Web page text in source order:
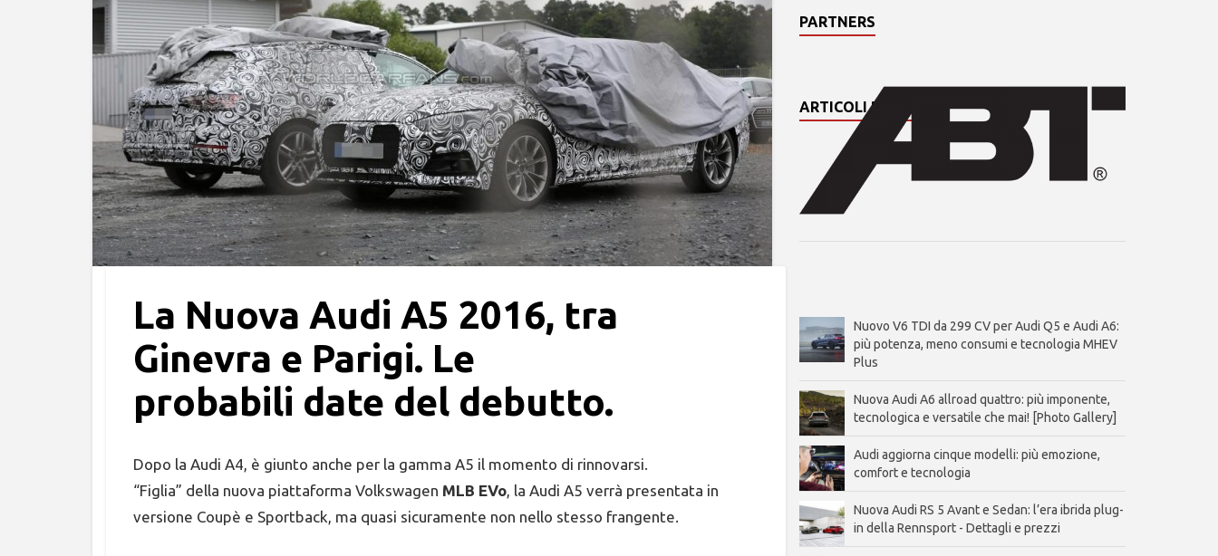
La Nuova Audi A5 2016, tra
Ginevra e Parigi. Le
probabili date del debutto.
Dopo la Audi A4, è giunto anche per la gamma A5 il momento di rinnovarsi.
“Figlia” della nuova piattaforma Volkswagen MLB EVo, la Audi A5 verrà presentata in
versione Coupè e Sportback, ma quasi sicuramente non nello stesso frangente.
PARTNERS
ARTICOLI PIÙ LETTI
Nuovo V6 TDI da 299 CV per Audi Q5 e Audi A6:
più potenza, meno consumi e tecnologia MHEV
Plus
Nuova Audi A6 allroad quattro: più imponente,
tecnologica e versatile che mai! [Photo Gallery]
Audi aggiorna cinque modelli: più emozione,
comfort e tecnologia
Nuova Audi RS 5 Avant e Sedan: l’era ibrida plug-
in della Rennsport - Dettagli e prezzi